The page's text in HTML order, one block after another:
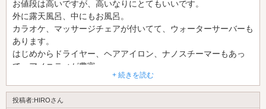
お値段は高いですが、高いなりにとてもいいです。
外に露天風呂、中にもお風呂。
カラオケ、マッサージチェアが付いてて、ウォーターサーバーも
あります。
はじめからドライヤー、ヘアアイロン、ナノスチーマーもあっ
て、アメニティが豊富。
レンタルコスプレも可愛い。
そしてとにかく部屋が広い！女子会できそう笑
ここに住みたいです(*^^*)
+ 続きを読む
投稿者:HIROさん